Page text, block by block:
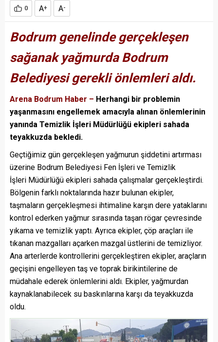
0 A+ A-
Bodrum genelinde gerçekleşen
sağanak yağmurda Bodrum
Belediyesi gerekli önlemleri aldı.
Arena Bodrum Haber – Herhangi bir problemin
yaşanmasını engellemek amacıyla alınan önlemlerinin
yanında Temizlik İşleri Müdürlüğü ekipleri sahada
teyakkuzda bekledi.
Geçtiğimiz gün gerçekleşen yağmurun şiddetini artırması
üzerine Bodrum Belediyesi Fen İşleri ve Temizlik
İşleri Müdürlüğü ekipleri sahada çalışmalar gerçekleştirdi.
Bölgenin farklı noktalarında hazır bulunan ekipler,
taşmaların gerçekleşmesi ihtimaline karşın dere yataklarını
kontrol ederken yağmur sırasında taşan rögar çevresinde
yıkama ve temizlik yaptı. Ayrıca ekipler, çöp araçları ile
tıkanan mazgalları açarken mazgal üstlerini de temizliyor.
Ana arterlerde kontrollerini gerçekleştiren ekipler, araçların
geçişini engelleyen taş ve toprak birikintilerine de
müdahale ederek önlemlerini aldı. Ekipler, yağmurdan
kaynaklanabilecek su baskınlarına karşı da teyakkuzda
oldu.